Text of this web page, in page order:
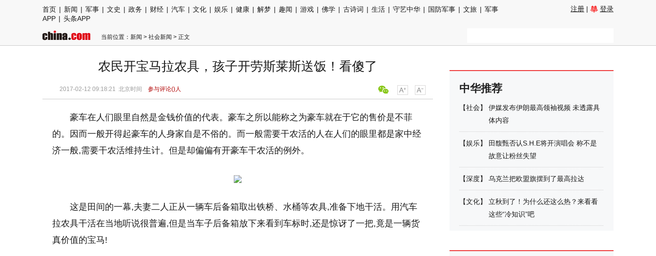
首页 | 新闻 | 军事 | 文史 | 政务 | 财经 | 汽车 | 文化 | 娱乐 | 健康 | 解梦 | 趣闻 | 游戏 | 佛学 | 古诗词 | 生活 | 守艺中华 | 国防军事 | 文旅 | 军事
APP | 头条APP
注册 | 登录
当前位置： 新闻 > 社会新闻 > 正文
农民开宝马拉农具，孩子开劳斯莱斯送饭！看傻了
2017-02-12 09:18:21 北京时间 参与评论()人
豪车在人们眼里自然是金钱价值的代表。豪车之所以能称之为豪车就在于它的售价是不菲
的。因而一般开得起豪车的人身家自是不俗的。而一般需要干农活的人在人们的眼里都是家中经
济一般,需要干农活维持生计。但是却偏偏有开豪车干农活的例外。
这是田间的一幕,夫妻二人正从一辆车后备箱取出铁桥、水桶等农具,准备下地干活。用汽车
拉农具干活在当地听说很普遍,但是当车子后备箱放下来看到车标时,还是惊讶了一把,竟是一辆货
真价值的宝马!
中华推荐
【社会】
伊媒发布伊朗最高领袖视频 未透露具
体内容
【娱乐】
田馥甄否认S.H.E将开演唱会 称不是
故意让粉丝失望
【深度】 乌克兰把欧盟旗摆到了最高拉达
【文化】
立秋到了！为什么还这么热？来看看
这些“冷知识”吧